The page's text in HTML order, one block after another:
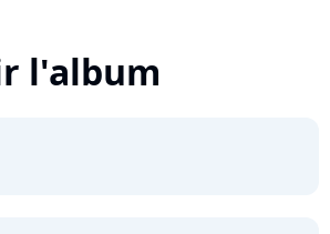
l'album